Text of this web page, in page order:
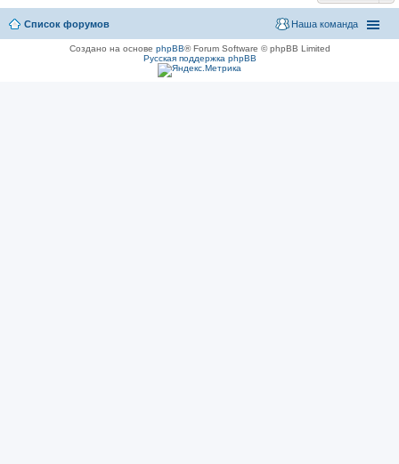
Список форумов Наша команда
Создано на основе phpBB® Forum Software © phpBB Limited
Русская поддержка phpBB